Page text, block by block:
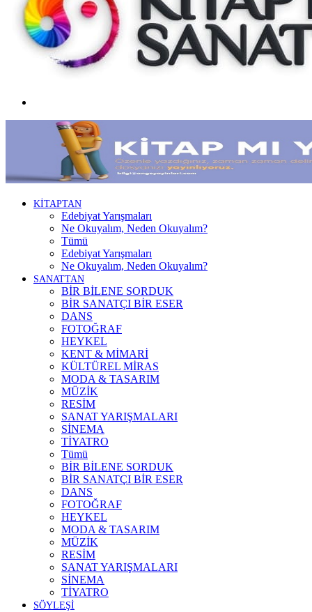
KİTAPTAN
Edebiyat Yarışmaları
Ne Okuyalım, Neden Okuyalım?
Tümü
Edebiyat Yarışmaları
Ne Okuyalım, Neden Okuyalım?
SANATTAN
BİR BİLENE SORDUK
BİR SANATÇI BİR ESER
DANS
FOTOĞRAF
HEYKEL
KENT & MİMARİ
KÜLTÜREL MİRAS
MODA & TASARIM
MÜZİK
RESİM
SANAT YARIŞMALARI
SİNEMA
TİYATRO
Tümü
BİR BİLENE SORDUK
BİR SANATÇI BİR ESER
DANS
FOTOĞRAF
HEYKEL
MODA & TASARIM
MÜZİK
RESİM
SANAT YARIŞMALARI
SİNEMA
TİYATRO
SÖYLEŞİ